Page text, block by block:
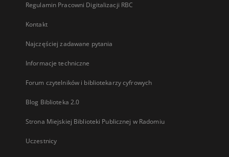
Regulamin Pracowni Digitalizacji RBC
Kontakt
Najczęściej zadawane pytania
Informacje techniczne
Forum czytelników i bibliotekarzy cyfrowych
Blog Biblioteka 2.0
Strona Miejskiej Biblioteki Publicznej w Radomiu
Uczestnicy